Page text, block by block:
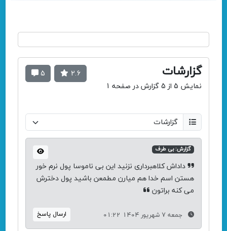
5 2.6 گزارشات
نمایش 5 از 5 گزارش در صفحه 1
گزارش: بی طرف
داداش کلاهبرداری نزنید این بی ناموسا پول نرم خور
هستن اسم خدا هم میارن مطمعن باشید پول دخترش
می کنه براتون
جمعه 7 شهریور 1404 01:22 ارسال پاسخ